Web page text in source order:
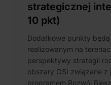
strategicznej
10 pkt)
Dodatkowe punkty
realizowanym na
perspektywy strategii
obszary OSI związane z
programem Rozwój